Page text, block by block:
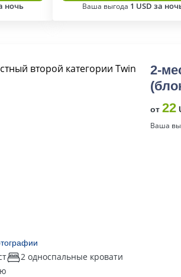
ночь
Ваша выгода 1 USD за
2 односпальные кровати
2-
от 22
Ваша